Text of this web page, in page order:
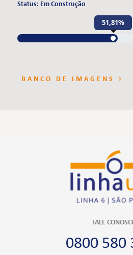
Status: Em Construção
BANCO DE IMAGENS
FALE
0800 580
51,81%